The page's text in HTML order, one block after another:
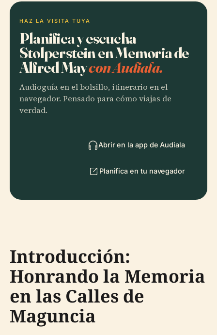
HAZ LA VISITA TUYA
Planifica y escucha
Stolperstein en Memoria de
Alfred Maycon Audiala.
Audioguía en el bolsillo, itinerario en el
navegador. Pensado para cómo viajas de
verdad.
Abrir en la app de Audiala
Planifica en tu navegador
Introducción:
Honrando la Memoria
en las Calles de
Maguncia